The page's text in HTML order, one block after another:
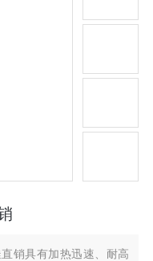
销具有加热迅速、耐高